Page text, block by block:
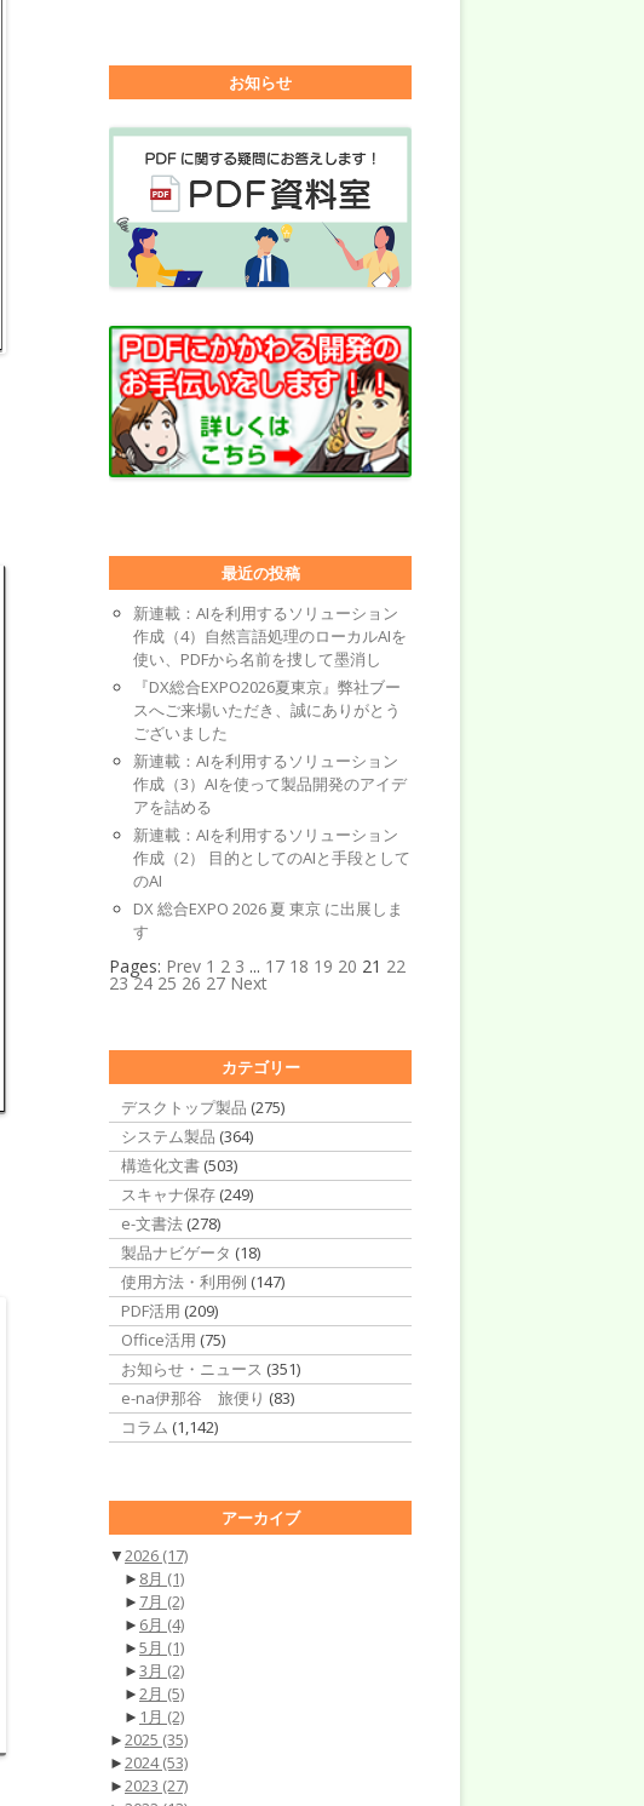
お知らせ
最近の投稿
新連載：AIを利用するソリューション
作成（4）自然言語処理のローカルAIを
使い、PDFから名前を捜して墨消し
『DX総合EXPO2026夏東京』弊社ブー
スへご来場いただき、誠にありがとう
ございました
新連載：AIを利用するソリューション
作成（3）AIを使って製品開発のアイデ
アを詰める
新連載：AIを利用するソリューション
作成（2） 目的としてのAIと手段として
のAI
DX 総合EXPO 2026 夏 東京 に出展しま
す
Pages: Prev 1 2 3 ... 17 18 19 20 21 22
23 24 25 26 27 Next
カテゴリー
デスクトップ製品 (275)
システム製品 (364)
構造化文書 (503)
スキャナ保存 (249)
e-文書法 (278)
製品ナビゲータ (18)
使用方法・利用例 (147)
PDF活用 (209)
Office活用 (75)
お知らせ・ニュース (351)
e-na伊那谷 旅便り (83)
コラム (1,142)
アーカイブ
▼2026 (17)
► 8月 (1)
► 7月 (2)
► 6月 (4)
►5月 (1)
►3月 (2)
►2月 (5)
► 1月 (2)
►2025 (35)
►2024(53)
►2023 (27)